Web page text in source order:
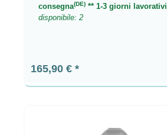
consegna(DE) ** 1-3 giorni lavorativi
disponibile: 2
Prezzo normale:
165,90 €